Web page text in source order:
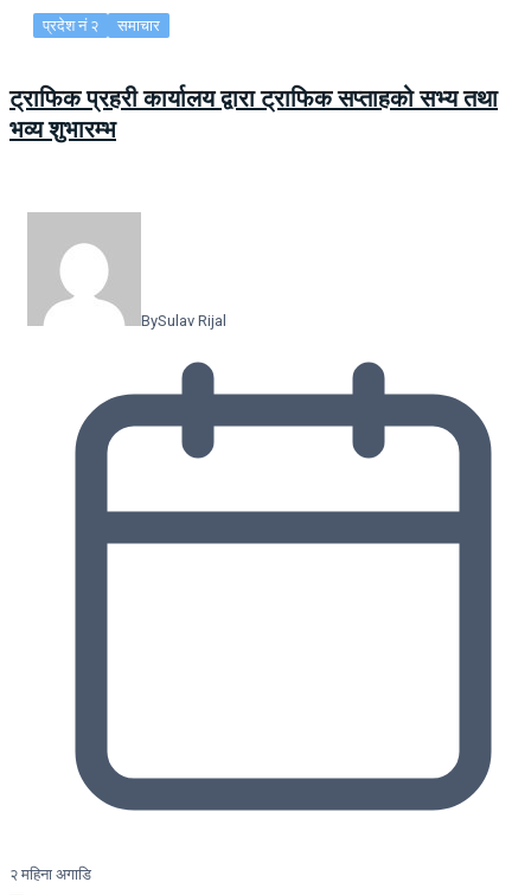
प्रदेश नं २ समाचार
ट्राफिक प्रहरी कार्यालय द्वारा ट्राफिक सप्ताहको सभ्य तथा
भव्य शुभारम्भ
BySulav Rijal
२ महिना अगाडि